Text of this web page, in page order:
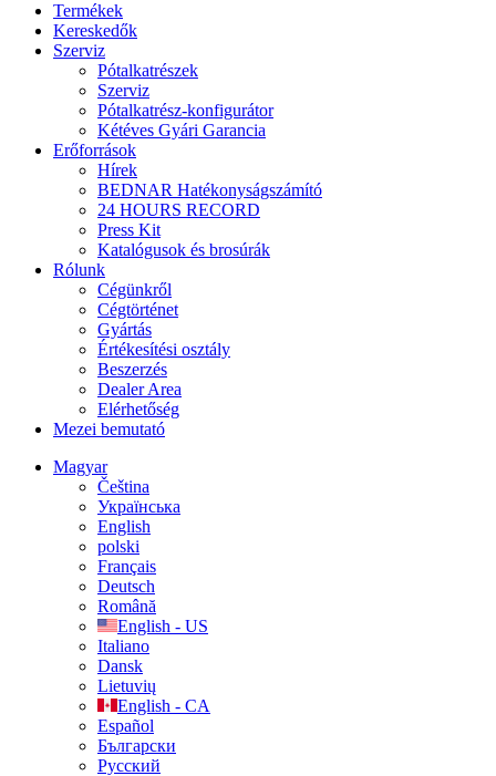
Termékek
Kereskedők
Szerviz
Pótalkatrészek
Szerviz
Pótalkatrész-konfigurátor
Kétéves Gyári Garancia
Erőforrások
Hírek
BEDNAR Hatékonyságszámító
24 HOURS RECORD
Press Kit
Katalógusok és brosúrák
Rólunk
Cégünkről
Cégtörténet
Gyártás
Értékesítési osztály
Beszerzés
Dealer Area
Elérhetőség
Mezei bemutató
Magyar
Čeština
Українська
English
polski
Français
Deutsch
Română
English - US
Italiano
Dansk
Lietuvių
English - CA
Español
Български
Русский